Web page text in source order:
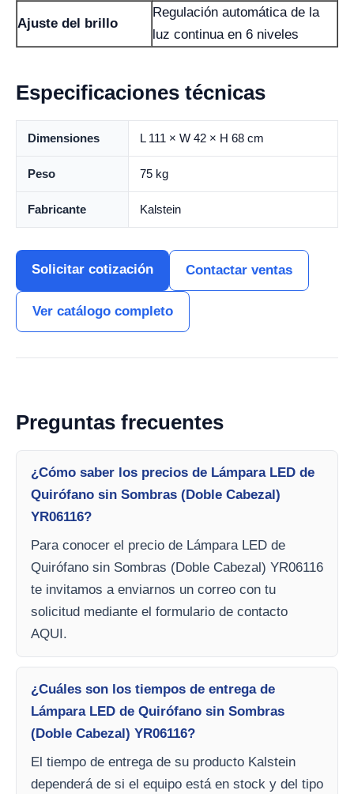
Ajuste del brillo
Regulación automática de la
luz continua en 6 niveles
Especificaciones técnicas
Dimensiones L 111 × W 42 × H 68 cm
Peso 75 kg
Fabricante Kalstein
Solicitar cotización Contactar ventas
Ver catálogo completo
Preguntas frecuentes
¿Cómo saber los precios de Lámpara LED de
Quirófano sin Sombras (Doble Cabezal)
YR06116?
Para conocer el precio de Lámpara LED de
Quirófano sin Sombras (Doble Cabezal) YR06116
te invitamos a enviarnos un correo con tu
solicitud mediante el formulario de contacto
AQUI.
¿Cuáles son los tiempos de entrega de
Lámpara LED de Quirófano sin Sombras
(Doble Cabezal) YR06116?
El tiempo de entrega de su producto Kalstein
dependerá de si el equipo está en stock y del tipo